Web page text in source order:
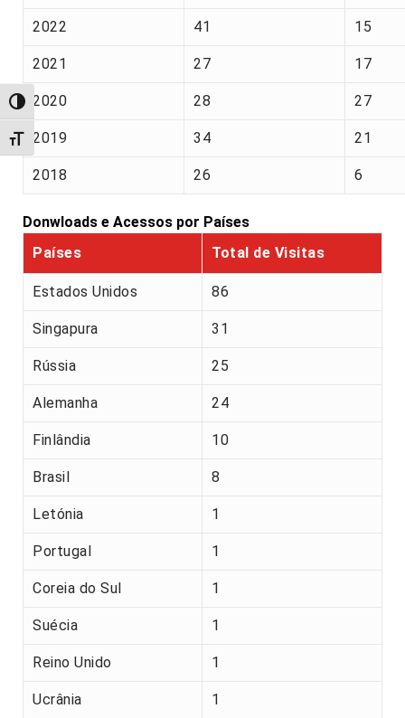
Alternar alto contraste
Alternar tamanho da fonte
2022 41 15
2021 27 17
2020 28 27
2019 34 21
2018 26 6
Donwloads e Acessos por Países
Países
Total de Visitas
Estados Unidos 86
Singapura 31
Rússia 25
Alemanha 24
Finlândia 10
Brasil 8
Letónia 1
Portugal 1
Coreia do Sul 1
Suécia 1
Reino Unido 1
Ucrânia 1